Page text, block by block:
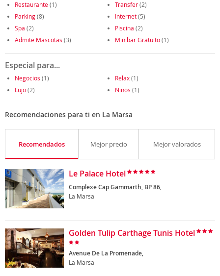
Restaurante(1) Transfer(2)
Parking(8) Internet(5)
Spa (2) Piscina (2)
Admite Mascotas (3) Minibar Gratuito(1)
Especial para...
Negocios (1) Relax(1)
Lujo(2) Niños (1)
Recomendaciones para ti en La Marsa
Recomendados Mejor precio Mejor valorados
Le Palace Hotel
Complexe Cap Gammarth, BP 86,
La Marsa
Golden Tulip Carthage Tunis Hotel
Avenue De La Promenade,
La Marsa